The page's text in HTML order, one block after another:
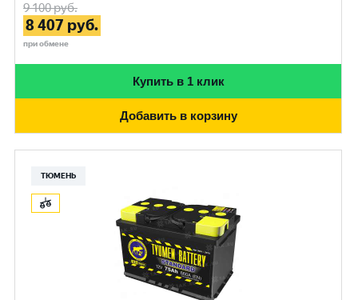
9 100руб.
8 407 руб.
при обмене
Купить в 1 клик
Добавить в корзину
ТЮМЕНЬ